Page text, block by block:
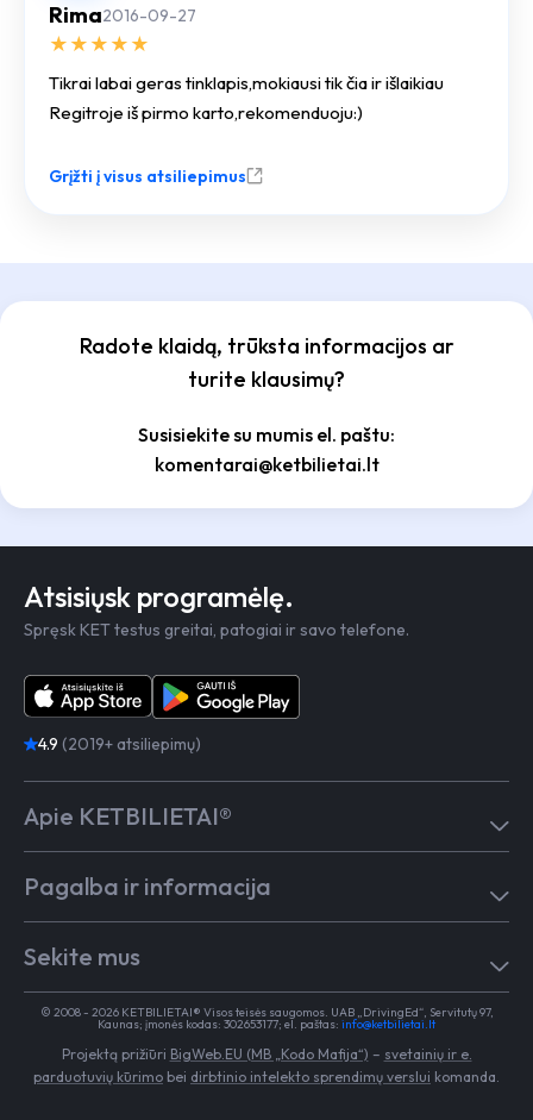
Rima2016-09-27
★ ★ ★ ★ ★
Tikrai labai geras tinklapis,mokiausi tik čia ir išlaikiau
Regitroje iš pirmo karto,rekomenduoju:)
Grįžti į visus atsiliepimus
Radote klaidą, trūksta informacijos ar
turite klausimų?
Susisiekite su mumis el. paštu:
komentarai@ketbilietai.lt
Atsisiųsk programėlę.
Spręsk KET testus greitai, patogiai ir savo telefone.
4.9 (2019+ atsiliepimų)
Apie KETBILIETAI®
Kaip mokytis
Testai
Test in English
Kontaktai
Vairavimo mokykloms
Apie KETBILIETAI®
Pagalba ir informacija
Dažniausiai užduodami klausimai
Egzaminai Regitroje
Medicininė pažyma
Naujienos
Sekite mus
TikTok
Facebook
Instagram
© 2008 - 2026 KETBILIETAI® Visos teisės saugomos. UAB „DrivingEd“, Servitutų 97,
Kaunas; įmonės kodas: 302653177; el. paštas: info@ketbilietai.lt
Projektą prižiūri BigWeb.EU (MB „Kodo Mafija“) – svetainių ir e.
parduotuvių kūrimo bei dirbtinio intelekto sprendimų verslui komanda.